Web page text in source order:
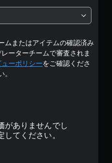
の
5
で
す
ムまたはアイテムの確認済み
ーターチームで審査されま
ーポリシーをご確認くださ
。
がありませんでし
してください。